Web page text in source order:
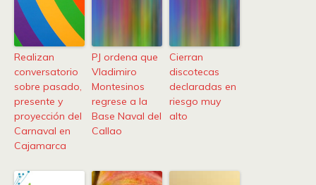
Realizan
conversatorio
sobre pasado,
presente y
proyección del
Carnaval en
Cajamarca
PJ ordena que
Vladimiro
Montesinos
regrese a la
Base Naval del
Callao
Cierran
discotecas
declaradas en
riesgo muy
alto